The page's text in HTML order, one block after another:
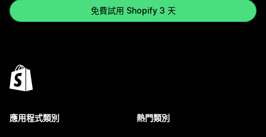
免費試用 Shopify 3 天
應用程式類別 熱門類別